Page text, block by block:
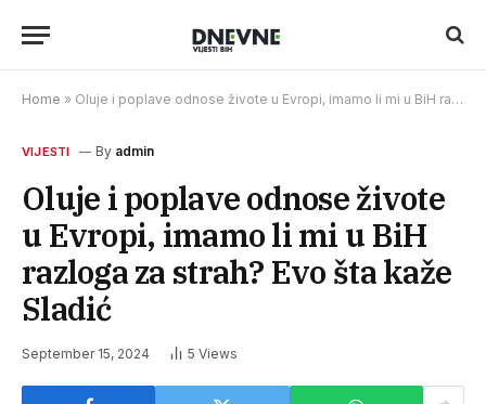
Home » Oluje i poplave odnose živote u Evropi, imamo li mi u BiH razloga za strah? Evo šta kaže Sladić
VIJESTI By admin
Oluje i poplave odnose živote
u Evropi, imamo li mi u BiH
razloga za strah? Evo šta kaže
Sladić
September 15, 2024 5 Views